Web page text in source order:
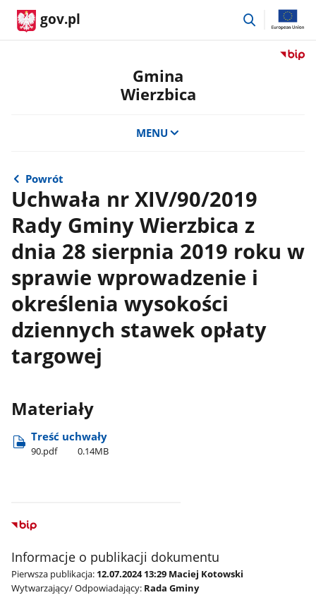
gov.pl
przejdź
Przejdź
Gmina
Wierzbica
MENU
Powrót
Uchwała nr XIV/90/2019
Rady Gminy Wierzbica z
dnia 28 sierpnia 2019 roku w
sprawie wprowadzenie i
określenia wysokości
dziennych stawek opłaty
targowej
Materiały
Treść uchwały
90.pdf 0.14MB
Informacje o publikacji dokumentu
Pierwsza publikacja: 12.07.2024 13:29 Maciej Kotowski
Wytwarzający/ Odpowiadający: Rada Gminy